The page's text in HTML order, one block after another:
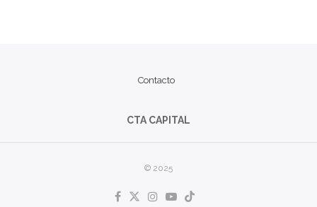
Contacto
CTA CAPITAL
© 2025